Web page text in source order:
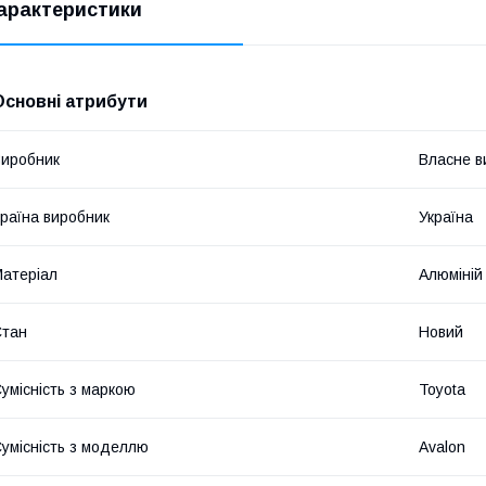
атрибути
Власне
виробник Україна
Алюміній
Новий
з маркою Toyota
з моделлю Avalon